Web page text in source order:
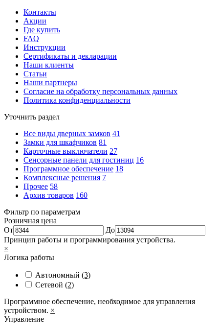
Контакты
Акции
Где купить
FAQ
Инструкции
Сертификаты и декларации
Наши клиенты
Статьи
Наши партнеры
Согласие на обработку персональных данных
Политика конфиденциальности
Уточнить раздел
Все виды дверных замков 41
Замки для шкафчиков 81
Карточные выключатели 27
Сенсорные панели для гостиниц 16
Программное обеспечение 18
Комплексные решения 7
Прочее 58
Архив товаров 160
Фильтр по параметрам
Розничная цена
От
До
Принцип работы и программирования устройства.
×
Логика работы
Автономный (3)
Сетевой (2)
Программное обеспечение, необходимое для управления
устройством. ×
Управление